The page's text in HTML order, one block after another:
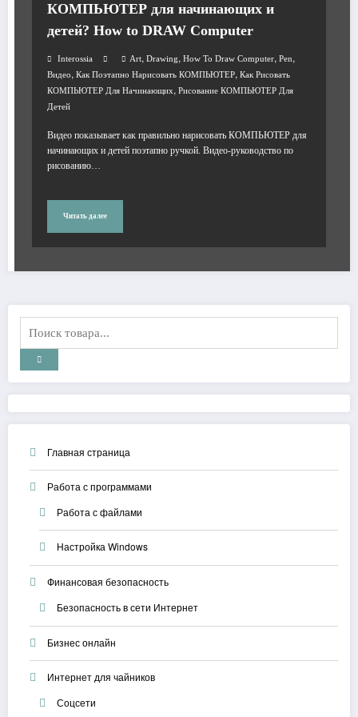
КОМПЬЮТЕР для начинающих и
детей? How to DRAW Computer
Interossia Art, Drawing, How To Draw Computer, Pen,
Видео, Как Поэтапно Нарисовать КОМПЬЮТЕР, Как Рисовать
КОМПЬЮТЕР Для Начинающих, Рисование КОМПЬЮТЕР Для
Детей
Видео показывает как правильно нарисовать КОМПЬЮТЕР для
начинающих и детей поэтапно ручкой. Видео-руководство по
рисованию…
Читать далее
Главная страница
Работа с программами
Работа с файлами
Настройка Windows
Финансовая безопасность
Безопасность в сети Интернет
Бизнес онлайн
Интернет для чайников
Соцсети